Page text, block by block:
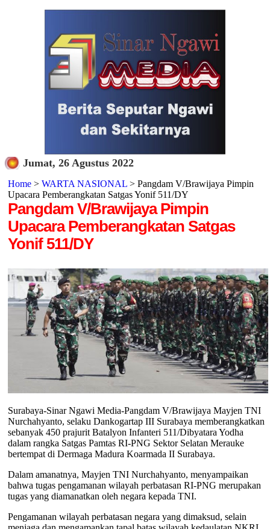
Jumat, 26 Agustus 2022
Home> WARTA NASIONAL> Pangdam V/Brawijaya Pimpin
Upacara Pemberangkatan Satgas Yonif 511/DY
Pangdam V/Brawijaya Pimpin
Upacara Pemberangkatan Satgas
Yonif 511/DY
Surabaya-Sinar Ngawi Media-Pangdam V/Brawijaya Mayjen TNI
Nurchahyanto, selaku Dankogartap III Surabaya memberangkatkan
sebanyak 450 prajurit Batalyon Infanteri 511/Dibyatara Yodha
dalam rangka Satgas Pamtas RI-PNG Sektor Selatan Merauke
bertempat di Dermaga Madura Koarmada II Surabaya.
Dalam amanatnya, Mayjen TNI Nurchahyanto, menyampaikan
bahwa tugas pengamanan wilayah perbatasan RI-PNG merupakan
tugas yang diamanatkan oleh negara kepada TNI.
Pengamanan wilayah perbatasan negara yang dimaksud, selain